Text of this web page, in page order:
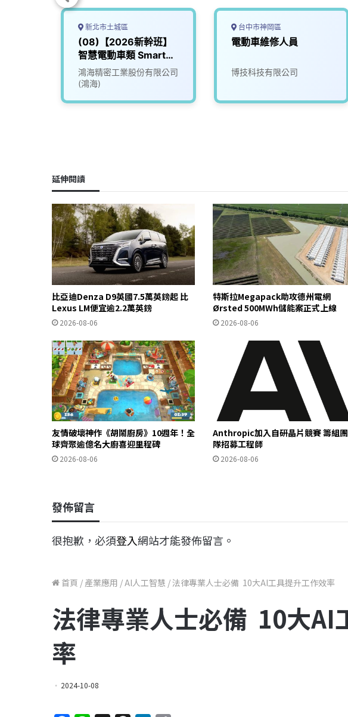
新北市土城區
(08)【2026新幹班】
智慧電動車類 Smart
EV
鴻海精密工業股份有限公司
(鴻海)
台中市神岡區
電動車維修人員
博技科技有限公司
延伸閱讀
比亞迪Denza D9英國7.5萬英鎊起 比
Lexus LM便宜逾2.2萬英鎊
2026-08-06
特斯拉Megapack助攻德州電網
Ørsted 500MWh儲能案正式上線
2026-08-06
友情破壞神作《胡鬧廚房》10週年！全
球齊聚逾億名大廚喜迎里程碑
2026-08-06
Anthropic加入自研晶片競賽 籌組團
隊招募工程師
2026-08-06
發佈留言
很抱歉，必須登入網站才能發佈留言。